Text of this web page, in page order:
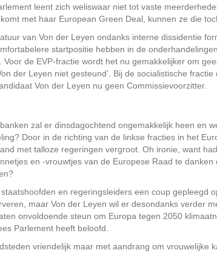
leent zich weliswaar niet tot vaste
met haar European Green Deal, kunnen ze die
van Von der Leyen ondanks interne dissidentie
startpositie hebben in de
de EVP-fractie wordt het nu gemakkelijker om
der Leyen niet gesteund’. Bij de socialistische
Von der Leyen nu geen Commissie­voorzitter.
zal er dinsdagochtend ongemakkelijk heen en
Door in de richting van de linkse fracties in het
met talloze regeringen vergroot. Oh ironie, want
en -vrouwtjes van de Europese Raad te
en regeringsleiders een coup gepleegd
maar Von der Leyen wil er desondanks verder
onvoldoende steun om Europa tegen 2050
Parlement heeft beloofd.
vriendelijk maar met aandrang om vrouwelijke